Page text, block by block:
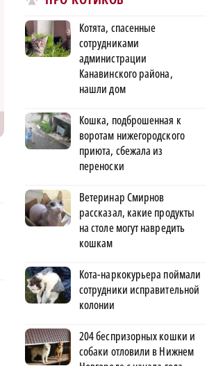
Котята, спасенные
сотрудниками
администрации
Канавинского района,
нашли дом
Кошка, подброшенная к
воротам нижегородского
приюта, сбежала из
переноски
Ветеринар Смирнов
рассказал, какие продукты
на столе могут навредить
кошкам
Кота-наркокурьера поймали
сотрудники исправительной
колонии
204 беспризорных кошки и
собаки отловили в Нижнем